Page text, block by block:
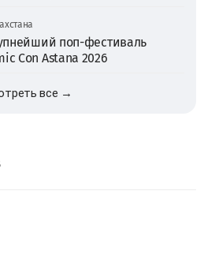
поп-фестиваль
Con Astana 2026
все →